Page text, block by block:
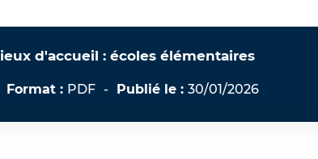
d'accueil : écoles élémentaires
Format : PDF - Publié le : 30/01/2026